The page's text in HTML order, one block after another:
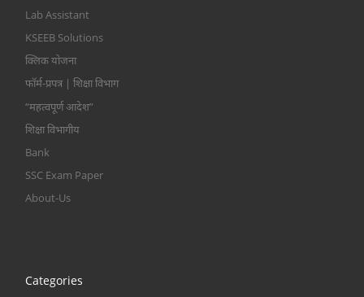
Lab Assistant
KSEEB Solutions
क्लिक योजना
फॉर्म-प्रपत्र | शिक्षा विभाग
“महत्वपूर्ण आदेश”
शिक्षा विभागीय
Bank
SSC Exam Paper
About-Us
Categories